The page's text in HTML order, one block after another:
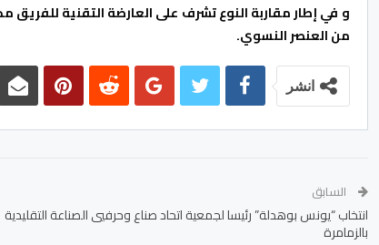
من العنصر النسوي.
انشر
السابق
انتخاب “يونس بوهدلة” رئيسا لجمعية اتحاد صناع وحرفيي الصناعة التقليدية
بالزمامرة